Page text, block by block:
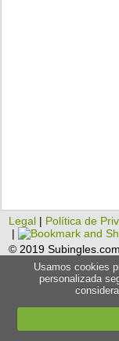
Legal | Política de
|
© 2019 Subingles.com
Usamos cookies
personalizada